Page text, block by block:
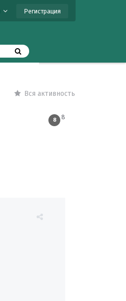
Регистрация
Вся активность
8
8